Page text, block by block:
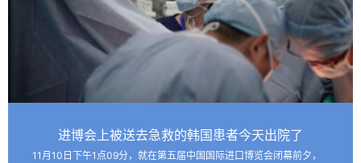
进博会上被送去急救的韩国患者今天出院了
11月10日下午1点09分，就在第五届中国国际进口博览会闭幕前夕，